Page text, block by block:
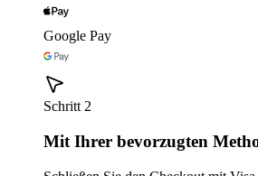
Google Pay
Schritt 2
Mit Ihrer bevorzugten